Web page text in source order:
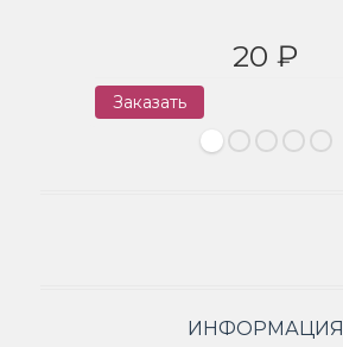
20 ₽
Заказать
ИНФОРМАЦИЯ